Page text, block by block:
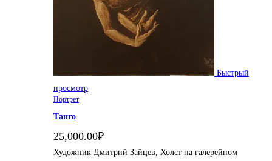
Быстрый
просмотр
Портрет
Танго
25,000.00₽
Художник Дмитрий Зайцев, Холст на галерейном